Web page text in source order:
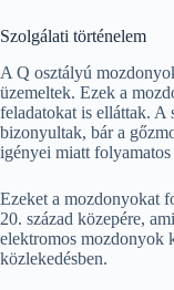
Szolgálati történelem
A Q osztályú
üzemeltek. Ezek a
feladatokat is elláttak. A
bizonyultak, bár a
igényei miatt
Ezeket a mozdonyokat
20. század közepére,
elektromos mozdonyok
közlekedésben.